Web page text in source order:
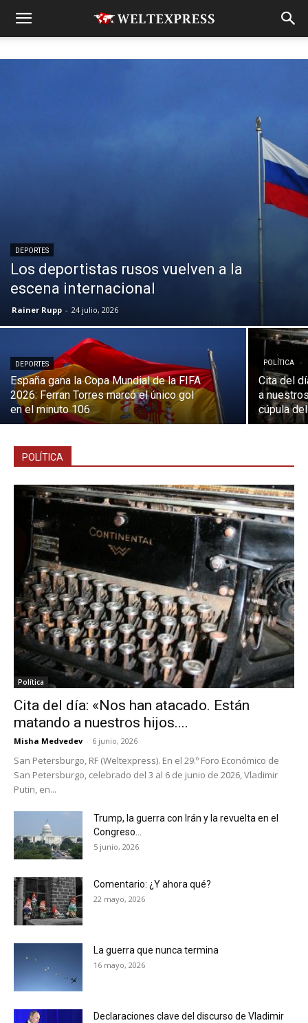
DEPORTES
Los deportistas rusos vuelven a la
escena internacional
Rainer Rupp - 24 julio, 2026
DEPORTES
España gana la Copa Mundial de la FIFA
2026: Ferran Torres marcó el único gol
en el minuto 106
POLÍTICA
Cita del
a
cúpula
POLÍTICA
Política
Cita del día: «Nos han atacado. Están
matando a nuestros hijos....
Misha Medvedev - 6 junio, 2026
San Petersburgo, RF (Weltexpress). En el 29.º Foro Económico de
San Petersburgo, celebrado del 3 al 6 de junio de 2026, Vladimir
Putin, en...
Trump, la guerra con Irán y la revuelta en el
Congreso...
5 junio, 2026
Comentario: ¿Y ahora qué?
22 mayo, 2026
La guerra que nunca termina
16 mayo, 2026
Declaraciones clave del discurso de Vladimir